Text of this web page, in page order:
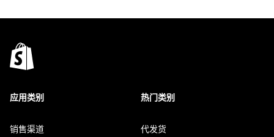
应用类别
销售渠道
热门类别
代发货